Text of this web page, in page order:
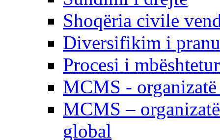
Shoqëria civile
Diversifikim i
Procesi i
MCMS -
MCMS –
global